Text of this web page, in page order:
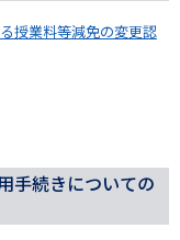
授業料等減免の変更認
手続きについての